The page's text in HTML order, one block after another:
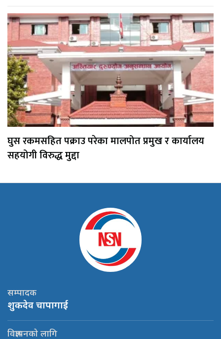
घुस रकमसहित पक्राउ परेका मालपोत प्रमुख र कार्यालय
सहयोगी विरुद्ध मुद्दा
सम्पादक
शुकदेव चापागाई
विज्ञापनको लागि